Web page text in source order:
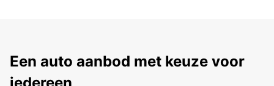
Een auto aanbod met keuze voor